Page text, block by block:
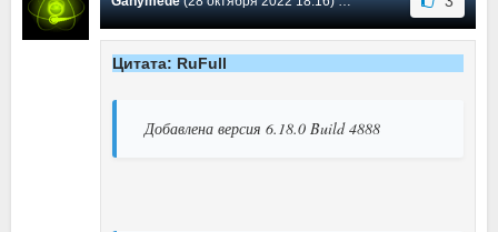
Цитата: RuFull
Добавлена версия 6.18.0 Build 4888